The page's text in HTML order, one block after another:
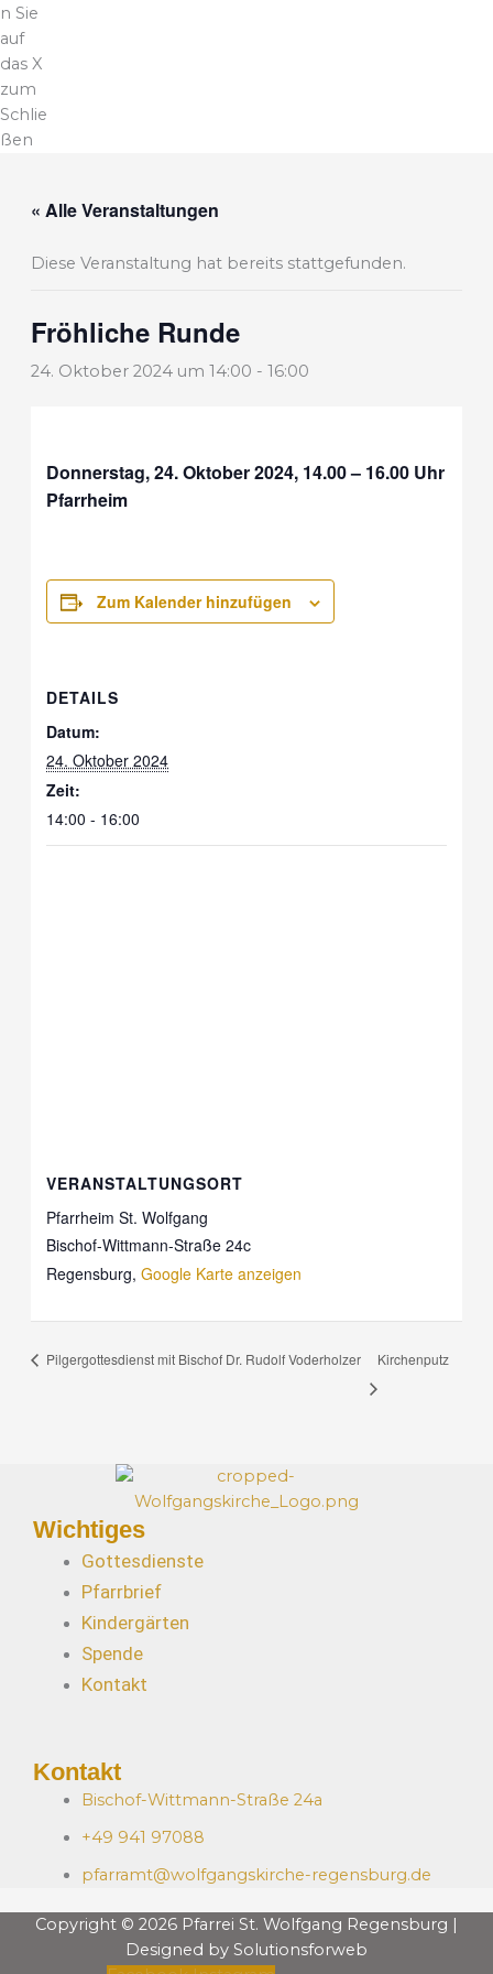
n Sie
auf
das X
zum
Schlie
ßen
« Alle Veranstaltungen
Diese Veranstaltung hat bereits stattgefunden.
Fröhliche Runde
24. Oktober 2024 um 14:00 - 16:00
Donnerstag, 24. Oktober 2024, 14.00 – 16.00 Uhr
Pfarrheim
Zum Kalender hinzufügen
DETAILS
Datum:
24. Oktober 2024
Zeit:
14:00 - 16:00
VERANSTALTUNGSORT
Pfarrheim St. Wolfgang
Bischof-Wittmann-Straße 24c
Regensburg, Google Karte anzeigen
Pilgergottesdienst mit Bischof Dr. Rudolf Voderholzer Kirchenputz
Wichtiges
Gottesdienste
Pfarrbrief
Kindergärten
Spende
Kontakt
Kontakt
Bischof-Wittmann-Straße 24a
+49 941 97088
pfarramt@wolfgangskirche-regensburg.de
Copyright © 2026 Pfarrei St. Wolfgang Regensburg |
Designed by Solutionsforweb